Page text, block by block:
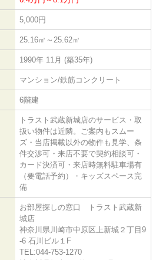
5,000円
25.16㎡～25.62㎡
1990年 11月 (築35年)
マンション/鉄筋コンクリート
6階建
トラスト武蔵新城店のサービス・取
扱い物件は近隣。ご案内もスムー
ズ・当店掲載以外の物件も見学、条
件交渉可・来店不要で契約相談可・
カード決済可・来店時無料駐車場有
（要電話予約）・キッズスペース完
備
お部屋探しの窓口 トラスト武蔵新
城店
神奈川県川崎市中原区上新城２丁目9
-6 石川ビル１F
TEL:044-753-1270